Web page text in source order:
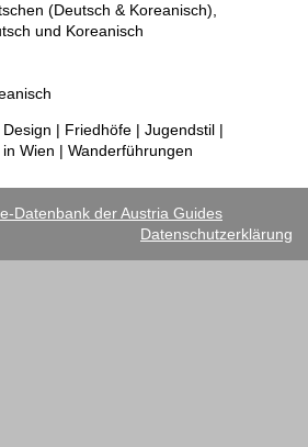
(Deutsch & Koreanisch),
und Koreanisch
| Friedhöfe | Jugendstil |
Wien | Wanderführungen
Datenbank der Austria Guides
Datenschutzerklärung